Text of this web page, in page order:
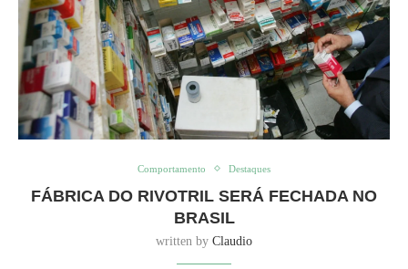
Comportamento Destaques
FÁBRICA DO RIVOTRIL SERÁ FECHADA NO
BRASIL
written by Claudio